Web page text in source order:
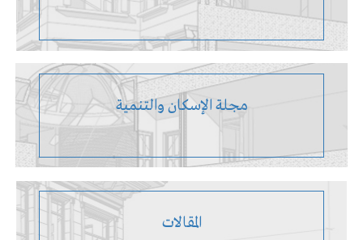
مجلة الإسكان والتنمية
المقالات